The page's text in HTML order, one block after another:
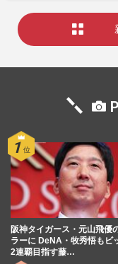
阪神タイガース・元山飛優
ラーに DeNA・牧秀悟もビ
2連覇目指す藤…